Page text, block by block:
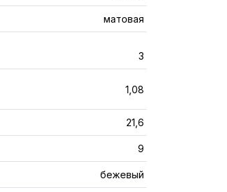
матовая
3
1,08
21,6
9
бежевый